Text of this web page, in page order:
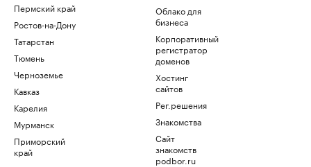
Пермский край
Ростов-на-Дону
Татарстан
Тюмень
Черноземье
Кавказ
Карелия
Мурманск
Приморский
край
Облако для
бизнеса
Корпоративный
регистратор
доменов
Хостинг
сайтов
Рег.решения
Знакомства
Сайт
знакомств
podbor.ru